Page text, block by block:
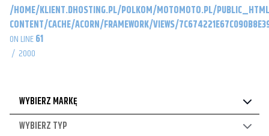
/HOME/KLIENT.DHOSTING.PL/POLKOM/MOTOMOTO.PL/
CONTENT/CACHE/ACORN/FRAMEWORK/VIEWS/
ON LINE61
/ 2000
WYBIERZ MARKĘ
WYBIERZ TYP